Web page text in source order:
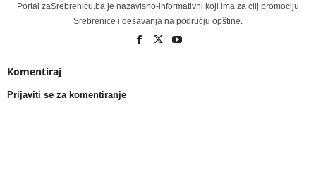
Portal zaSrebrenicu.ba je nazavisno-informativni koji ima za cilj promociju
Srebrenice i dešavanja na području opštine.
Komentiraj
Prijaviti se za komentiranje